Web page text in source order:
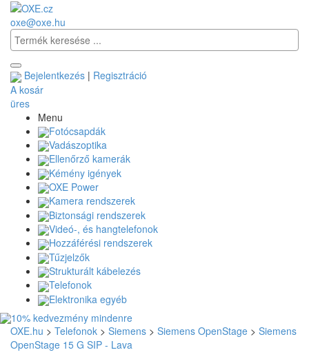
oxe@oxe.hu
Bejelentkezés | Regisztráció
A kosár
üres
Menu
Fotócsapdák
Vadászoptika
Ellenőrző kamerák
Kémény igények
OXE Power
Kamera rendszerek
Biztonsági rendszerek
Videó-, és hangtelefonok
Hozzáférési rendszerek
Tűzjelzők
Strukturált kábelezés
Telefonok
Elektronika egyéb
OXE.hu > Telefonok > Siemens > Siemens OpenStage > Siemens
OpenStage 15 G SIP - Lava